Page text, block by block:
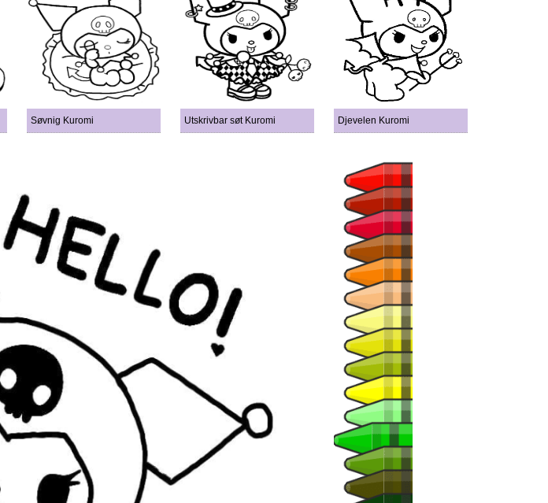
Søvnig Kuromi Utskrivbar søt Kuromi Djevelen Kuromi